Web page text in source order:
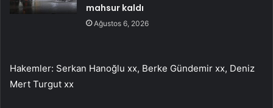
mahsur kaldı
Ağustos 6, 2026
Hakemler: Serkan Hanoğlu xx, Berke Gündemir xx, Deniz
Mert Turgut xx